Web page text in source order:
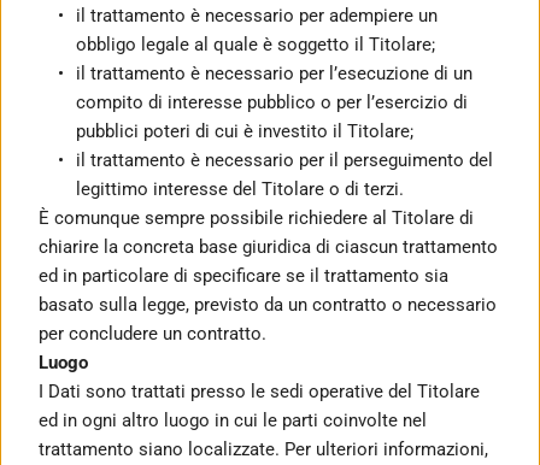
il trattamento è necessario per adempiere un
obbligo legale al quale è soggetto il Titolare;
il trattamento è necessario per l’esecuzione di un
compito di interesse pubblico o per l’esercizio di
pubblici poteri di cui è investito il Titolare;
il trattamento è necessario per il perseguimento del
legittimo interesse del Titolare o di terzi.
È comunque sempre possibile richiedere al Titolare di
chiarire la concreta base giuridica di ciascun trattamento
ed in particolare di specificare se il trattamento sia
basato sulla legge, previsto da un contratto o necessario
per concludere un contratto.
Luogo
I Dati sono trattati presso le sedi operative del Titolare
ed in ogni altro luogo in cui le parti coinvolte nel
trattamento siano localizzate. Per ulteriori informazioni,